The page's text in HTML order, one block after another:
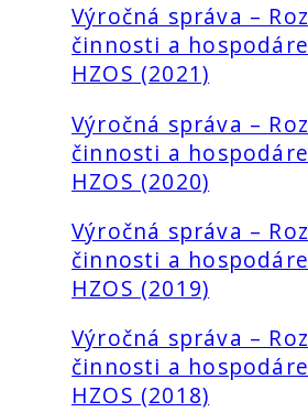
Výročná správa –
činnosti a
HZOS (2021)
Výročná správa –
činnosti a
HZOS (2020)
Výročná správa –
činnosti a
HZOS (2019)
Výročná správa –
činnosti a
HZOS (2018)